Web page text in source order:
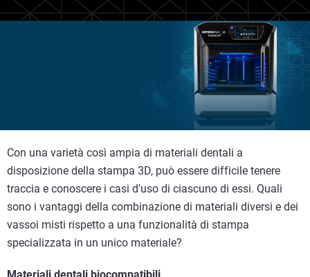
Con una varietà così ampia di materiali dentali a
disposizione della stampa 3D, può essere difficile tenere
traccia e conoscere i casi d'uso di ciascuno di essi. Quali
sono i vantaggi della combinazione di materiali diversi e dei
vassoi misti rispetto a una funzionalità di stampa
specializzata in un unico materiale?
Materiali dentali biocompatibili